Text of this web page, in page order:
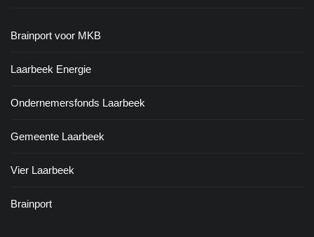
Brainport voor MKB
Laarbeek Energie
Ondernemersfonds Laarbeek
Gemeente Laarbeek
Vier Laarbeek
Brainport